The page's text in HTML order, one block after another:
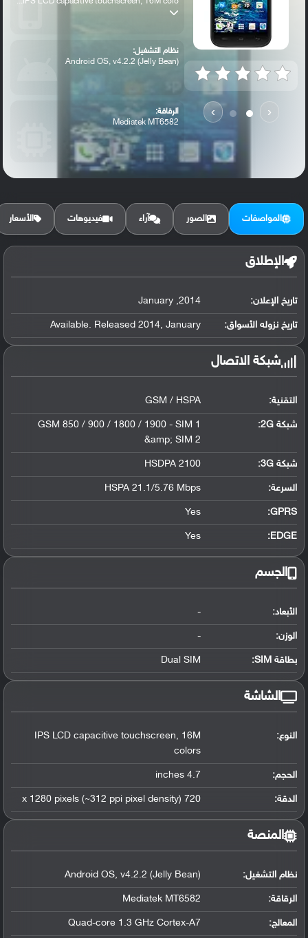
‹
›
نظام التشغيل:
Android OS, v4.2.2 (Jelly Bean)
الرقاقة:
Mediatek MT6582
الرام / التخزين:
المواصفات الصور آراء فيديوهات الأسعار
الإطلاق
تاريخ الإعلان: 2014, January
تاريخ نزوله الأسواق: Available. Released 2014, January
شبكة الاتصال
التقنية: GSM / HSPA
شبكة 2G:
GSM 850 / 900 / 1800 / 1900 - SIM 1
&amp; SIM 2
شبكة 3G :
HSDPA 2100
السرعة: HSPA 21.1/5.76 Mbps
GPRS:
Yes
EDGE:
Yes
الجسم
الأبعاد: -
الوزن: -
بطاقة SIM: Dual SIM
الشاشة
النوع:
IPS LCD capacitive touchscreen, 16M
colors
الحجم: 4.7 inches
الدقة: 720 x 1280 pixels (~312 ppi pixel density)
المنصة
نظام التشغيل:
Android OS, v4.2.2 (Jelly Bean)
الرقاقة:
Mediatek MT6582
المعالج:
Quad-core 1.3 GHz Cortex-A7